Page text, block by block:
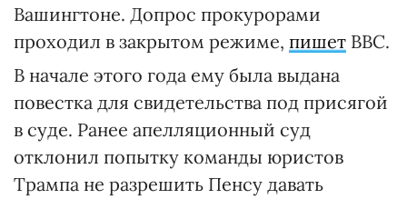
Вашингтоне. Допрос прокурорами
проходил в закрытом режиме, пишет BBC.
В начале этого года ему была выдана
повестка для свидетельства под присягой
в суде. Ранее апелляционный суд
отклонил попытку команды юристов
Трампа не разрешить Пенсу давать